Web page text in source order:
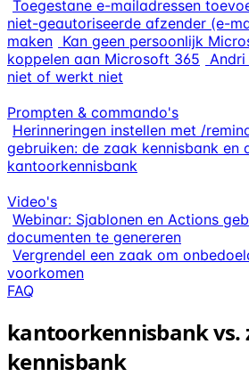
Toegestane e-mailadressen
niet-geautoriseerde afzender (e-
maken Kan geen persoonlijk
koppelen aan Microsoft 365
niet of werkt niet
Prompten & commando's
Herinneringen instellen met /
gebruiken: de zaak kennisbank en
kantoorkennisbank
Video's
Webinar: Sjablonen en Actions
documenten te genereren
Vergrendel een zaak om
voorkomen
FAQ
kantoorkennisbank vs.
kennisbank